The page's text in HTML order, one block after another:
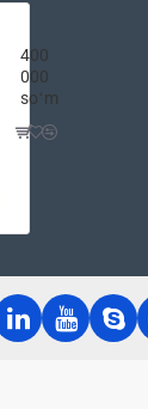
400
000
soʻm